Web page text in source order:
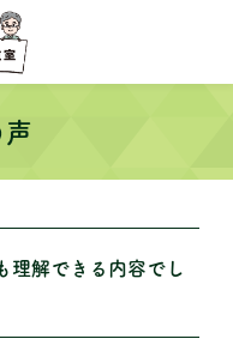
理解できる内容でし